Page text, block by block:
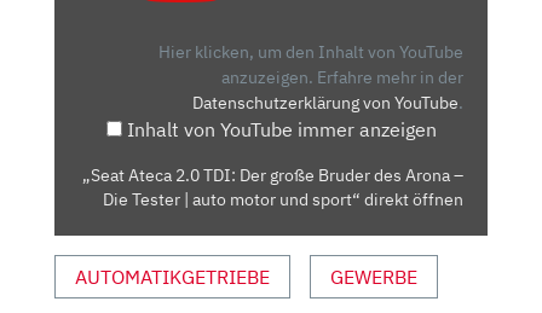
RONA –
ESTER |
Hier klicken, um den Inhalt von YouTube
anzuzeigen. Erfahre mehr in der
Datenschutzerklärung von YouTube.
Inhalt von YouTube immer anzeigen
„Seat Ateca 2.0 TDI: Der große Bruder des Arona –
Die Tester | auto motor und sport“ direkt öffnen
AUTOMATIKGETRIEBE GEWERBE